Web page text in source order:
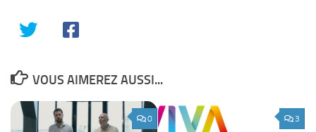
VOUS AIMEREZ AUSSI...
0 3